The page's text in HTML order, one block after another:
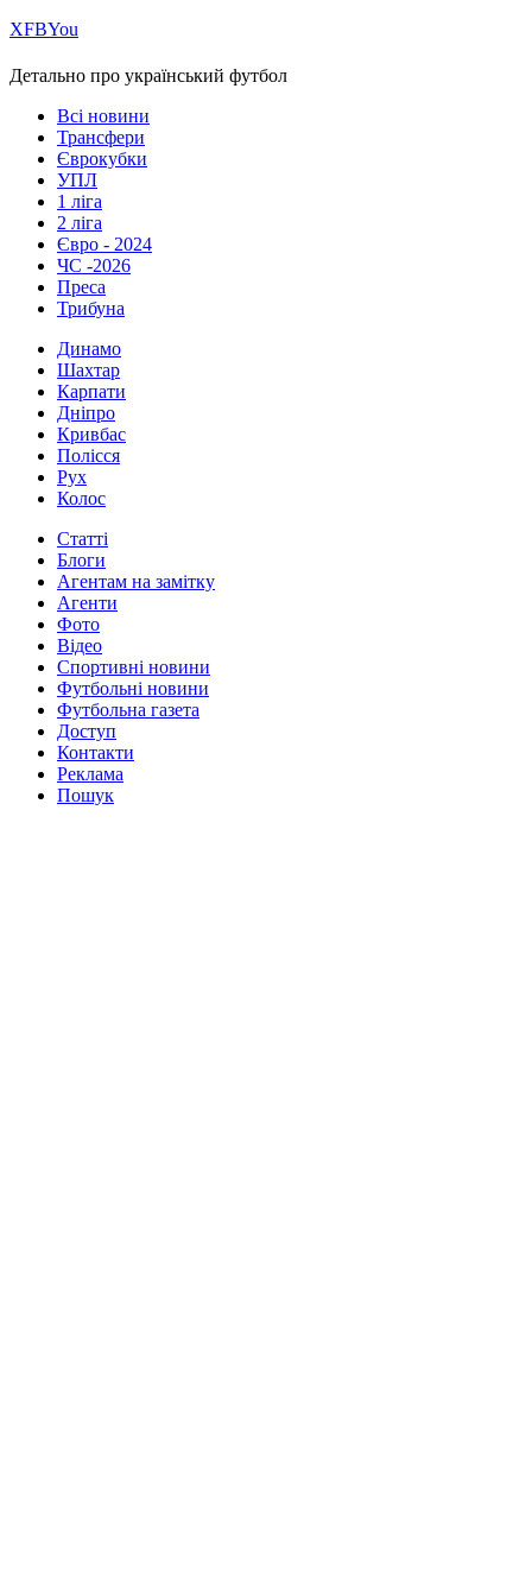
ХFBYou
Детально про український футбол
Всі новини
Трансфери
Єврокубки
УПЛ
1 ліга
2 ліга
Євро - 2024
ЧС -2026
Преса
Трибуна
Динамо
Шахтар
Карпати
Дніпро
Кривбас
Полісся
Рух
Колос
Статті
Блоги
Агентам на замітку
Агенти
Фото
Відео
Спортивні новини
Футбольні новини
Футбольна газета
Доступ
Контакти
Реклама
Пошук